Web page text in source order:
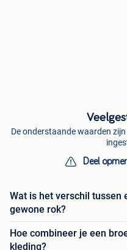
De onderstaande waarden
Deel
Wat is het verschil tussen
gewone rok?
Hoe combineer je een
kleding?